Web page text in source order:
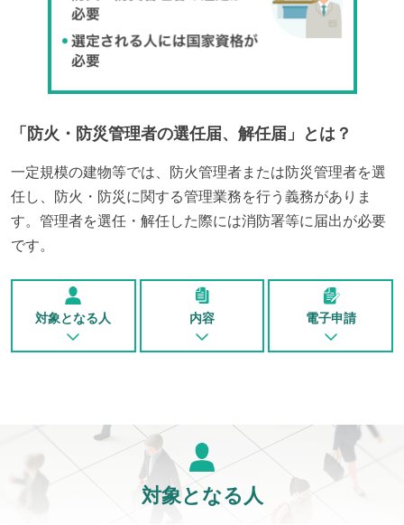
「 防火・防災管理者の選任届、解任届 」とは？
一定規模の建物等では、防火管理者または防災管理者を選
任し、防火・防災に関する管理業務を行う義務がありま
す。管理者を選任・解任した際には消防署等に届出が必要
です。
対象となる人 内容 電子申請
対象となる人